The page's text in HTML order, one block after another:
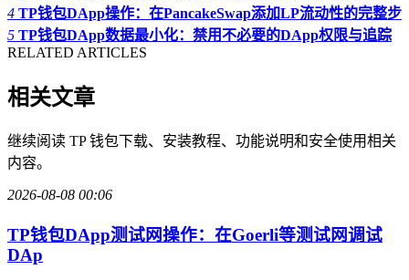
4 TP钱包DApp操作：在PancakeSwap添加LP流动性的完整步
5 TP钱包DApp数据最小化：禁用不必要的DApp权限与追踪
RELATED ARTICLES
相关文章
继续阅读 TP 钱包下载、安装教程、功能说明和安全使用相关
内容。
2026-08-08 00:06
TP钱包DApp测试网操作：在Goerli等测试网调试
DAp